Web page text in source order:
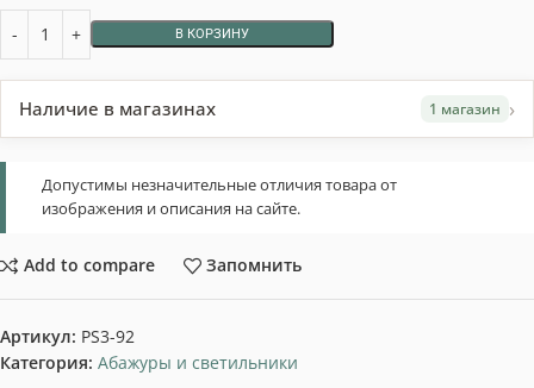
В КОРЗИНУ
Наличие в магазинах 1 магазин ›
Допустимы незначительные отличия товара от
изображения и описания на сайте.
Add to compare Запомнить
Артикул: PS3-92
Категория: Абажуры и светильники